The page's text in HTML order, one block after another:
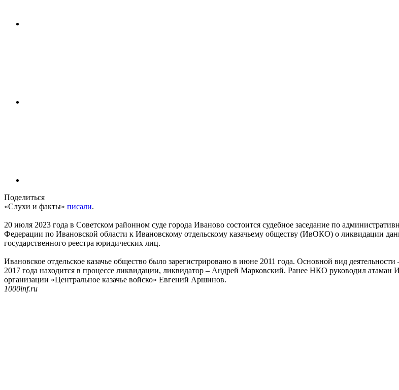
Поделиться
«Слухи и факты» писали.
20 июля 2023 года в Советском районном суде города Иваново состоится судебное заседание по
Федерации по Ивановской области к Ивановскому отдельскому казачьему обществу (ИвОКО) о ликвидации
государственного реестра юридических лиц.
Ивановское отдельское казачье общество было зарегистрировано в июне 2011 года. Основной вид
2017 года находится в процессе ликвидации, ликвидатор – Андрей Марковский. Ранее НКО руководил атаман
организации «Центральное казачье войско» Евгений Аршинов.
1000inf.ru